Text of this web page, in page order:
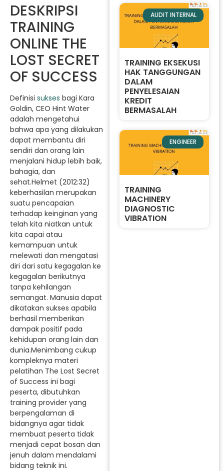
DESKRIPSI
TRAINING
ONLINE THE
LOST SECRET
OF SUCCESS
Definisi sukses bagi Kara
Goldin, CEO Hint Water
adalah mengetahui
bahwa apa yang dilakukan
dapat membantu diri
sendiri dan orang lain
menjalani hidup lebih baik,
bahagia, dan
sehat.Helmet (2012:32)
keberhasilan merupakan
suatu pencapaian
terhadap keinginan yang
telah kita niatkan untuk
kita capai atau
kemampuan untuk
melewati dan mengatasi
diri dari satu kegagalan ke
kegagalan berikutnya
tanpa kehilangan
semangat. Manusia dapat
dikatakan sukses apabila
berhasil memberikan
dampak positif pada
kehidupan orang lain dan
dunia.Menimbang cukup
kompleknya materi
pelatihan The Lost Secret
of Success ini bagi
peserta, dibutuhkan
training provider yang
berpengalaman di
bidangnya agar tidak
membuat peserta tidak
menjadi cepat bosan dan
jenuh dalam mendalami
bidang teknik ini.
AUDIT INTERNAL
TRAINING EKSEKUSI
HAK TANGGUNGAN
DALAM
PENYELESAIAN
KREDIT
BERMASALAH
ENGINEER
TRAINING
MACHINERY
DIAGNOSTIC
VIBRATION